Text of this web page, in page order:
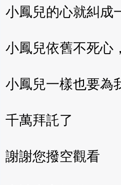
小鳳兒的心就糾成
小鳳兒依舊不死心
小鳳兒一樣也要為
千萬拜託了
謝謝您撥空觀看